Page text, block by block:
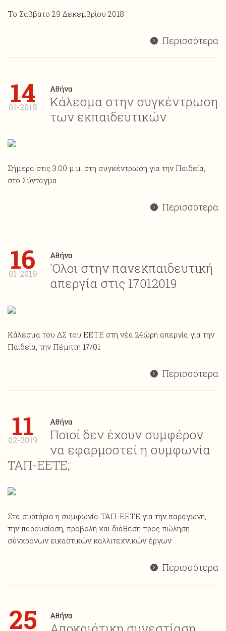
Το Σάββατο 29 Δεκεμβρίου 2018
Περισσότερα
14
01-2019
Αθήνα
Κάλεσμα στην συγκέντρωση
των εκπαιδευτικών
Σήμερα στις 3.00 μ.μ. στη συγκέντρωση για την Παιδεία,
στο Σύνταγμα
Περισσότερα
16
01-2019
Αθήνα
'Ολοι στην πανεκπαιδευτική
απεργία στις 17012019
Κάλεσμα του ΔΣ του ΕΕΤΕ στη νέα 24ώρη απεργία για την
Παιδεία, την Πέμπτη 17/01
Περισσότερα
11
02-2019
Αθήνα
Ποιοί δεν έχουν συμφέρον
να εφαρμοστεί η συμφωνία
ΤΑΠ-ΕΕΤΕ;
Στα συρτάρια η συμφωνία ΤΑΠ-ΕΕΤΕ για την παραγωγή,
την παρουσίαση, προβολή και διάθεση προς πώληση
σύγχρονων εικαστικών καλλιτεχνικών έργων
Περισσότερα
25 Αθήνα